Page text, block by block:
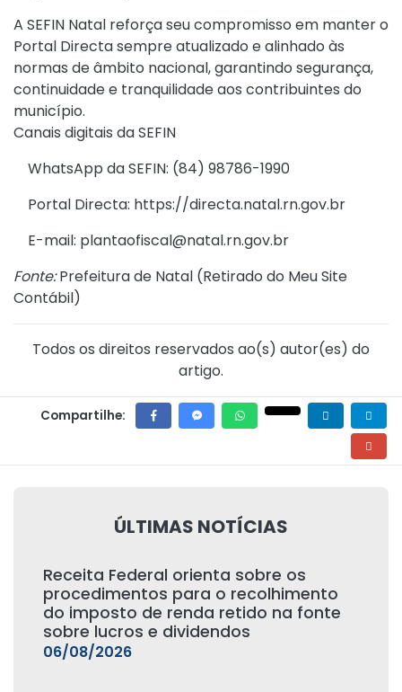
A SEFIN Natal reforça seu compromisso em manter o
Portal Directa sempre atualizado e alinhado às
normas de âmbito nacional, garantindo segurança,
continuidade e tranquilidade aos contribuintes do
município.
Canais digitais da SEFIN
WhatsApp da SEFIN: (84) 98786-1990
Portal Directa: https://directa.natal.rn.gov.br
E-mail: plantaofiscal@natal.rn.gov.br
Fonte:Prefeitura de Natal (Retirado do Meu Site
Contábil)
Todos os direitos reservados ao(s) autor(es) do
artigo.
Compartilhe:
ÚLTIMAS NOTÍCIAS
Receita Federal orienta sobre os
procedimentos para o recolhimento
do imposto de renda retido na fonte
sobre lucros e dividendos
06/08/2026